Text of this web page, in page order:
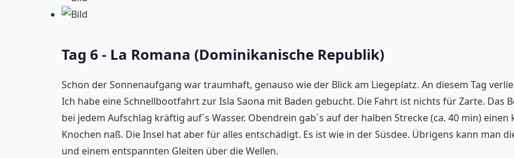
Tag 6 - La Romana (Dominikanische Republik)
Schon der Sonnenaufgang war traumhaft, genauso wie der Blick am Liegeplatz. An diesem Tag
Ich habe eine Schnellbootfahrt zur Isla Saona mit Baden gebucht. Die Fahrt ist nichts für Zarte.
bei jedem Aufschlag kräftig auf´s Wasser. Obendrein gab´s auf der halben Strecke (ca. 40 min)
Knochen naß. Die Insel hat aber für alles entschädigt. Es ist wie in der Süsdee. Übrigens kann man
und einem entspannten Gleiten über die Wellen.